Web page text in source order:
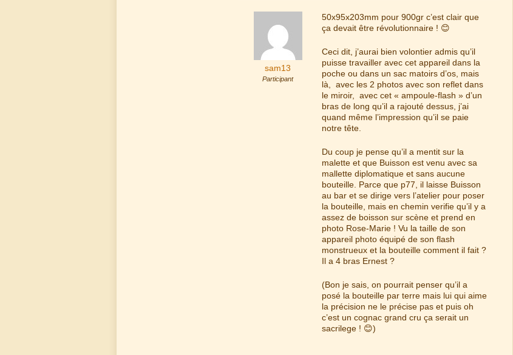
sam13
Participant
50x95x203mm pour 900gr c’est clair que
ça devait être révolutionnaire ! 😊
Ceci dit, j’aurai bien volontier admis qu’il
puisse travailler avec cet appareil dans la
poche ou dans un sac matoirs d’os, mais
là, avec les 2 photos avec son reflet dans
le miroir, avec cet « ampoule-flash » d’un
bras de long qu’il a rajouté dessus, j’ai
quand même l’impression qu’il se paie
notre tête.
Du coup je pense qu’il a mentit sur la
malette et que Buisson est venu avec sa
mallette diplomatique et sans aucune
bouteille. Parce que p77, il laisse Buisson
au bar et se dirige vers l’atelier pour poser
la bouteille, mais en chemin verifie qu’il y a
assez de boisson sur scène et prend en
photo Rose-Marie ! Vu la taille de son
appareil photo équipé de son flash
monstrueux et la bouteille comment il fait ?
Il a 4 bras Ernest ?
(Bon je sais, on pourrait penser qu’il a
posé la bouteille par terre mais lui qui aime
la précision ne le précise pas et puis oh
c’est un cognac grand cru ça serait un
sacrilege ! 😊)